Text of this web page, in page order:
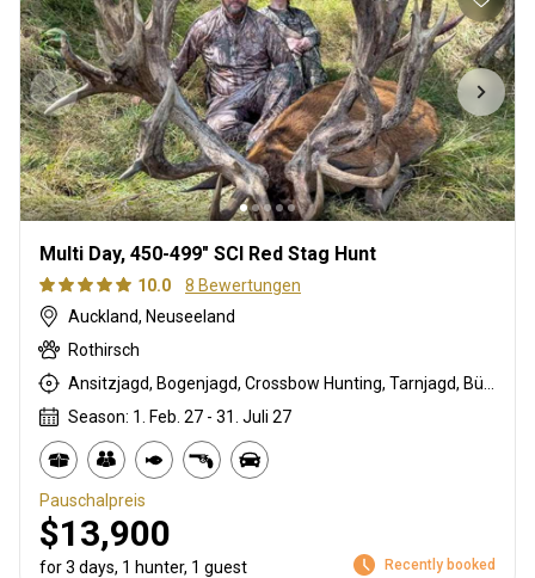
Multi Day, 450-499" SCI Red Stag Hunt
10.0
8 Bewertungen
Auckland, Neuseeland
Rothirsch
Season: 1. Feb. 27 - 31. Juli 27
Pauschalpreis
$13,900
for 3 days, 1 hunter, 1 guest Recently booked